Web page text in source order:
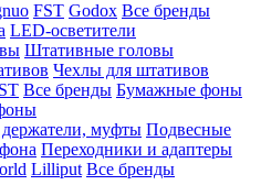
FST Godox Все бренды
LED-осветители
Штативные головы
Чехлы для штативов
Все бренды Бумажные фоны
муфты Подвесные
Переходники и адаптеры
Lilliput Все бренды